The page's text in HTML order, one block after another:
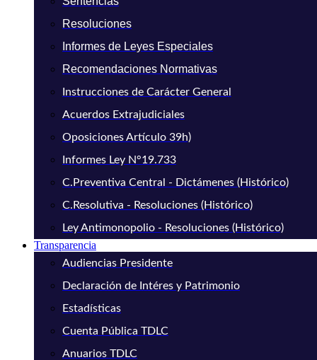
Resoluciones
Informes de Leyes Especiales
Recomendaciones Normativas
Instrucciones de Carácter General
Acuerdos Extrajudiciales
Oposiciones Artículo 39h)
Informes Ley N°19.733
C.Preventiva Central - Dictámenes (Histórico)
C.Resolutiva - Resoluciones (Histórico)
Ley Antimonopolio - Resoluciones (Histórico)
Transparencia
Audiencias Presidente
Declaración de Intéres y Patrimonio
Estadísticas
Cuenta Pública TDLC
Anuarios TDLC